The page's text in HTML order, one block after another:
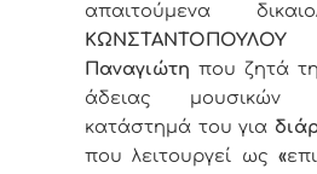
απαιτούμενα
Παναγιώτη που ζητά
άδειας μουσικών
κατάστημά του για
που λειτουργεί ως «